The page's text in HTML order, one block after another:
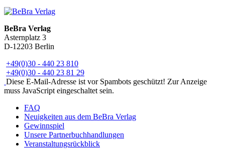
BeBra Verlag
Asternplatz 3
D-12203 Berlin
+49(0)30 - 440 23 810
+49(0)30 - 440 23 81 29
Diese E-Mail-Adresse ist vor Spambots geschützt! Zur Anzeige
muss JavaScript eingeschaltet sein.
FAQ
Neuigkeiten aus dem BeBra Verlag
Gewinnspiel
Unsere Partnerbuchhandlungen
Veranstaltungsrückblick